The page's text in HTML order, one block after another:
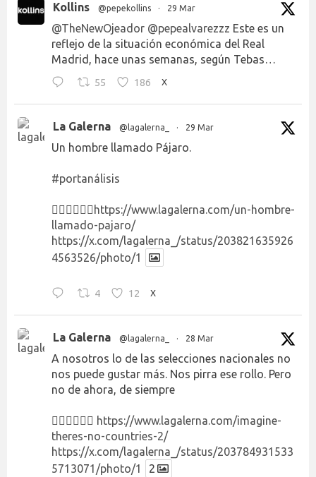
Kollins @pepekollins · 29 Mar
@TheNewOjeador @pepealvarezzz Este es un
reflejo de la situación económica del Real
Madrid, hace unas semanas, según Tebas…
55 186 X
La Galerna @lagalerna_ · 29 Mar
Un hombre llamado Pájaro.
#portanálisis
👉🏻👉🏻👉🏻 https://www.lagalerna.com/un-hombre-
llamado-pajaro/
https://x.com/lagalerna_/status/203821635926
4563526/photo/1
4 12 X
La Galerna @lagalerna_ · 28 Mar
A nosotros lo de las selecciones nacionales no
nos puede gustar más. Nos pirra ese rollo. Pero
no de ahora, de siempre
👉🏻👉🏻👉🏻 https://www.lagalerna.com/imagine-
theres-no-countries-2/
https://x.com/lagalerna_/status/203784931533
5713071/photo/1
2